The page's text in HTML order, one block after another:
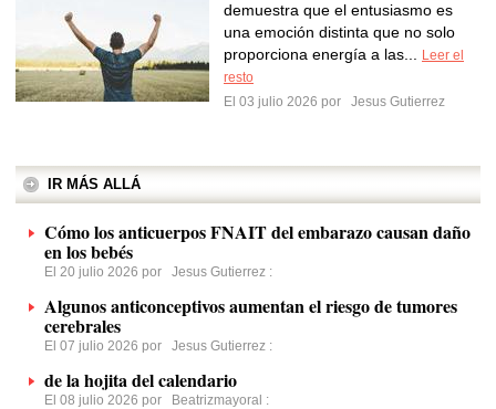
demuestra que el entusiasmo es
una emoción distinta que no solo
proporciona energía a las...
Leer el
resto
El 03 julio 2026 por
Jesus Gutierrez
IR MÁS ALLÁ
Cómo los anticuerpos FNAIT del embarazo causan daño
en los bebés
El 20 julio 2026 por Jesus Gutierrez :
Algunos anticonceptivos aumentan el riesgo de tumores
cerebrales
El 07 julio 2026 por Jesus Gutierrez :
de la hojita del calendario
El 08 julio 2026 por Beatrizmayoral :